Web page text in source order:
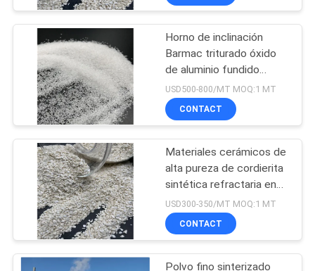
VIAJE
FÁBRICA
CONTROL
CALIDAD
ÉNTRENOS
EN
Alúmina fundido
blanco
42
Aluminio rosado
fundido
17
Horno de inclinación
Barmac triturado óxido
de aluminio fundido
blanco WFA para
abrasivos recubiertos
USD500-800/MT MOQ:1 MT
CONTACT
Materiales cerámicos de
alta pureza de cordierita
sintética refractaria en
polvo
USD300-350/MT MOQ:1 MT
CONTACT
Polvo fino sinterizado